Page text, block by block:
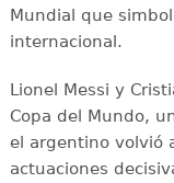
Mundial que
internacional.
Lionel Messi y
Copa del Mundo,
el argentino volvió
actuaciones